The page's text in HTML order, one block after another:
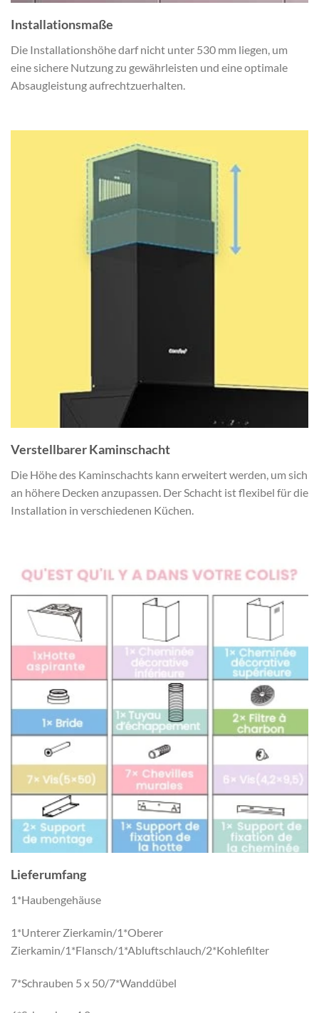
Installationsmaße
Die Installationshöhe darf nicht unter 530 mm liegen, um
eine sichere Nutzung zu gewährleisten und eine optimale
Absaugleistung aufrechtzuerhalten.
Verstellbarer Kaminschacht
Die Höhe des Kaminschachts kann erweitert werden, um sich
an höhere Decken anzupassen. Der Schacht ist flexibel für die
Installation in verschiedenen Küchen.
Lieferumfang
1*Haubengehäuse
1*Unterer Zierkamin/1*Oberer
Zierkamin/1*Flansch/1*Abluftschlauch/2*Kohlefilter
7*Schrauben 5 x 50/7*Wanddübel